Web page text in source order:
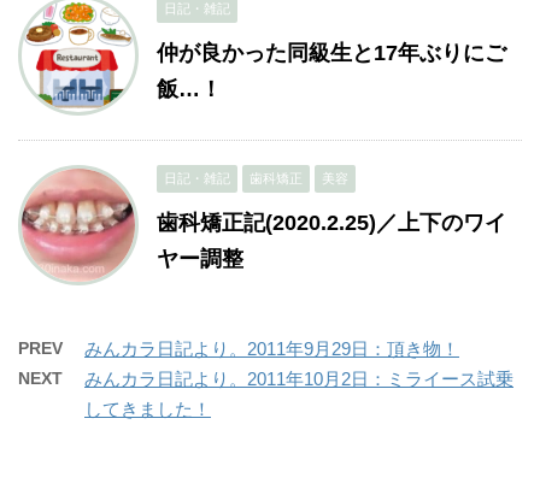
日記・雑記
仲が良かった同級生と17年ぶりにご
飯…！
日記・雑記 歯科矯正 美容
歯科矯正記(2020.2.25)／上下のワイ
ヤー調整
PREV みんカラ日記より。2011年9月29日：頂き物！
NEXT
みんカラ日記より。2011年10月2日：ミライース試乗
してきました！